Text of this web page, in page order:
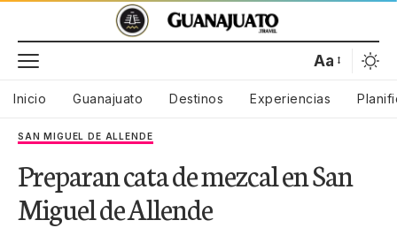
Aa
Inicio Guanajuato Destinos Experiencias
SAN MIGUEL DE ALLENDE
Preparan cata de mezcal en San
Miguel de Allende